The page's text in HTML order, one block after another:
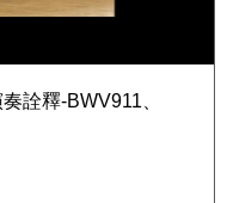
詮釋-BWV911、